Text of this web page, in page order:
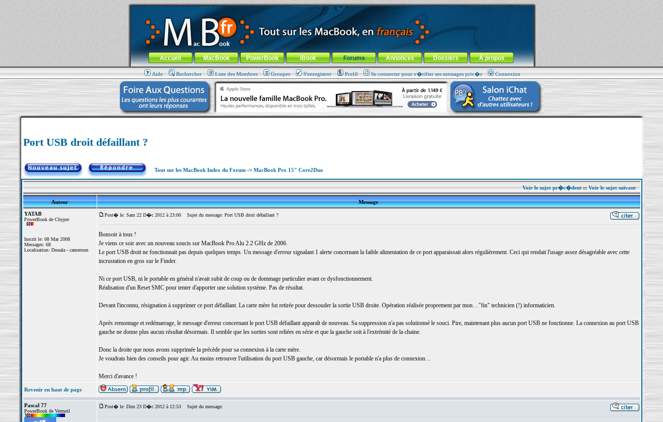
MacBook-fr.com : 100% Apple... 100% nomade !
Aller au contenu-Aller au menu général-Aller au menu de la rubrique
Menu général
Accueil MacBook PowerBook iBook Forums Annonces Dossiers À propos
Aide Rechercher Liste des Membres Groupes S'enregistrer Profil Se connecter pour v�rifier ses messages priv�s Connexion
Port USB droit défaillant ?
Tout sur les MacBook Index du Forum-> MacBook Pro 15" Core2Duo
Voir le sujet pr�c�dent::Voir le sujet suivant
Auteur
Message
YATAB
PowerBook de Chypre
Inscrit le: 08 Mar 2008
Messages: 68
Localisation: Douala - cameroun
Post� le: Sam 22 D�c 2012 à 23:00 Sujet du message: Port USB droit défaillant ?
Bonsoir à tous !
Je viens ce soir avec un nouveau soucis sur MacBook Pro Alu 2.2 GHz de 2006.
Le port USB droit ne fonctionnait pas depuis quelques temps. Un message d'erreur signalant 1 alerte concernant la faible alimentation de ce port apparaissait alors régulièrement. Ceci qui rendait l'usage assez désagréable avec cette
incrustation en gros sur le Finder.
Ni ce port USB, ni le portable en général n'avait subit de coup ou de dommage particulier avant ce dysfonctionnement.
Réalisation d'un Reset SMC pour tenter d'apporter une solution système. Pas de résultat.
Devant l'inconnu, résignation à supprimer ce port défaillant. La carte mère fut retirée pour dessouder la sortie USB droite. Opération réalisée proprement par mon…"fin" technicien (!) informaticien.
Après remontage et redémarrage, le message d'erreur concernant le port USB défaillant apparaît de nouveau. Sa suppression n'a pas solutionné le souci. Pire, maintenant plus aucun port USB ne fonctionne. La connexion au port USB
gauche ne donne plus aucun résultat désormais. Il semble que les sorties sont reliées en série et que la gauche soit à l'extrémité de la chaine.
Donc la droite que nous avons supprimée la précède pour sa connexion à la carte mère.
Je voudrais bien des conseils pour agir. Au moins retrouver l'utilisation du port USB gauche, car désormais le portable n'a plus de connexion…
Merci d'avance !
Revenir en haut de page
Pascal 77
PowerBook de Vermeil
Post� le: Dim 23 D�c 2012 à 12:53 Sujet du message: